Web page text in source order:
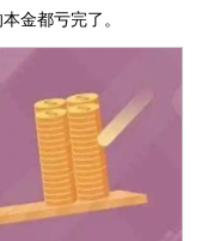
金都亏完了。